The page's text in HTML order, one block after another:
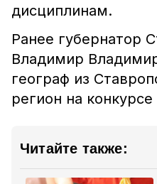
дисциплинам.
Ранее губернатор
Владимир
географ из
регион на
Читайте также: